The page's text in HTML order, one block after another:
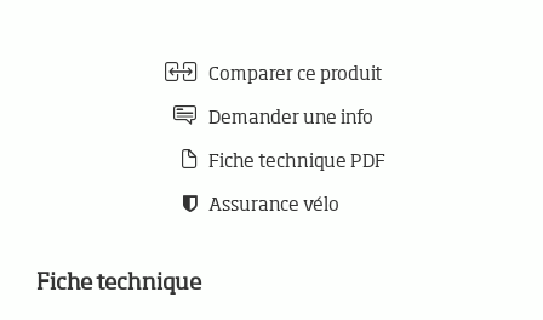
Comparer ce produit
Demander une info
Fiche technique PDF
Assurance vélo
Fiche technique